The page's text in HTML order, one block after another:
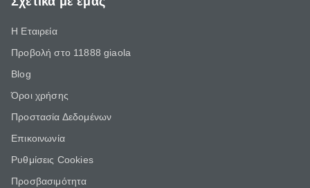
Η Εταιρεία
Προβολή στο 11888 giaola
Blog
Όροι χρήσης
Προστασία Δεδομένων
Επικοινωνία
Ρυθμίσεις Cookies
Προσβασιμότητα